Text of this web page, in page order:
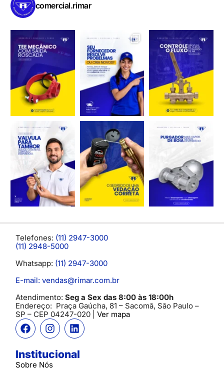
comercial.rimar
Telefones: (11) 2947-3000
(11) 2948-5000
Whatsapp: (11) 2947-3000
E-mail: vendas@rimar.com.br
Atendimento: Seg a Sex das 8:00 às 18:00h
Endereço: Praça Gaúcha, 81 – Sacomã, São Paulo –
SP – CEP 04247-020 | Ver mapa
Institucional
Sobre Nós